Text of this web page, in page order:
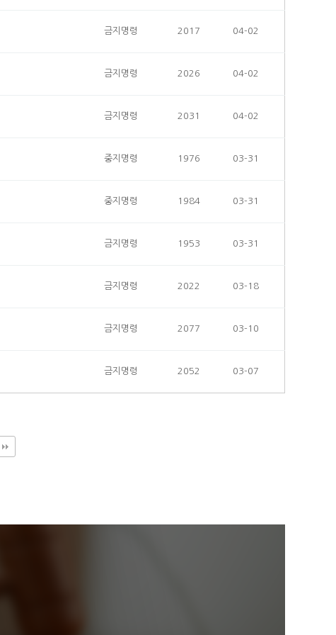
금지명령 2017 04-02
금지명령 2026 04-02
금지명령 2031 04-02
중지명령 1976 03-31
중지명령 1984 03-31
금지명령 1953 03-31
금지명령 2022 03-18
금지명령 2077 03-10
금지명령 2052 03-07